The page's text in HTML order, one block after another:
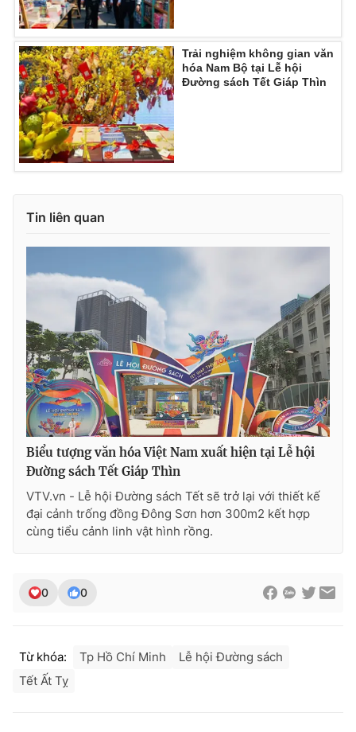
Trải nghiệm không gian văn
hóa Nam Bộ tại Lễ hội
Đường sách Tết Giáp Thìn
Tin liên quan
Biểu tượng văn hóa Việt Nam xuất hiện tại Lễ hội
Đường sách Tết Giáp Thìn
VTV.vn - Lễ hội Đường sách Tết sẽ trở lại với thiết kế
đại cảnh trống đồng Đông Sơn hơn 300m2 kết hợp
cùng tiểu cảnh linh vật hình rồng.
0 0
Từ khóa: Tp Hồ Chí Minh
Lễ hội Đường sách
Tết Ất Tỵ